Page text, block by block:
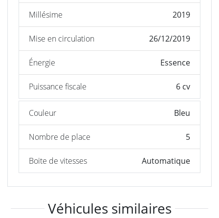
Millésime 2019
Mise en circulation 26/12/2019
Énergie Essence
Puissance fiscale 6 cv
Couleur Bleu
Nombre de place 5
Boite de vitesses Automatique
Véhicules similaires